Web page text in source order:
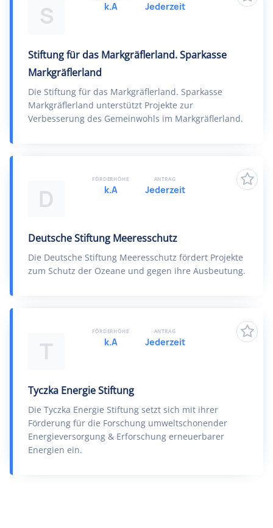
S
Stiftung für das Markgräflerland. Sparkasse
Markgräflerland
Die Stiftung für das Markgräflerland. Sparkasse
Markgräflerland unterstützt Projekte zur
Verbesserung des Gemeinwohls im Markgräflerland.
k.A Jederzeit
D
Deutsche Stiftung Meeresschutz
Die Deutsche Stiftung Meeresschutz fördert Projekte
zum Schutz der Ozeane und gegen ihre Ausbeutung.
FÖRDERHÖHE
k.A
ANTRAG
Jederzeit
T
Tyczka Energie Stiftung
Die Tyczka Energie Stiftung setzt sich mit ihrer
Förderung für die Forschung umweltschonender
Energieversorgung & Erforschung erneuerbarer
Energien ein.
FÖRDERHÖHE
k.A
ANTRAG
Jederzeit